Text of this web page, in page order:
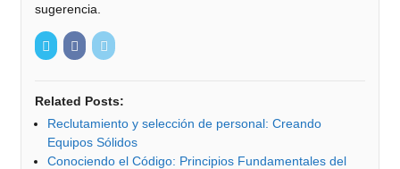
sugerencia.
Related Posts:
Reclutamiento y selección de personal: Creando
Equipos Sólidos
Conociendo el Código: Principios Fundamentales del